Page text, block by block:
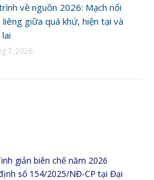
về nguồn 2026: Mạch nối
giữa quá khứ, hiện tại và
7, 2026
giản biên chế năm 2026
số 154/2025/NĐ-CP tại Đại